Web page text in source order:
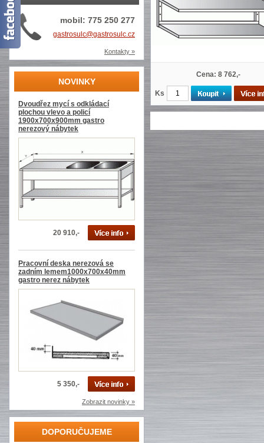
mobil: 775 250 277
gastrosulc@gastrosulc.cz
Kontakty »
NOVINKY
Dvoudřez mycí s odkládací
plochou vlevo a policí
1900x700x900mm gastro
nerezový nábytek
20 910,-
Pracovní deska nerezová se
zadním lemem1000x700x40mm
gastro nerez nábytek
5 350,-
Zobrazit novinky »
DOPORUČUJEME
Cena: 8 762,-
Ks